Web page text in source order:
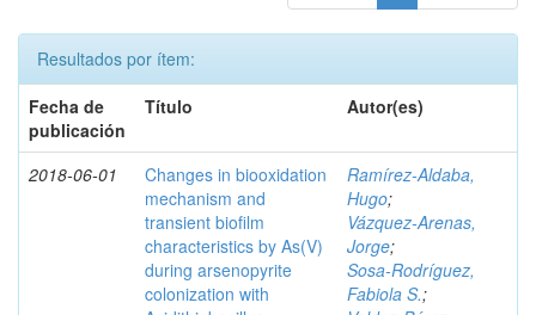
Resultados por ítem:
Fecha de
publicación
Título Autor(es)
2018-06-01
Changes in biooxidation
mechanism and
transient biofilm
characteristics by As(V)
during arsenopyrite
colonization with
Ramírez‑Aldaba,
Hugo;
Vázquez‑Arenas,
Jorge;
Sosa‑Rodríguez,
Fabiola S.;